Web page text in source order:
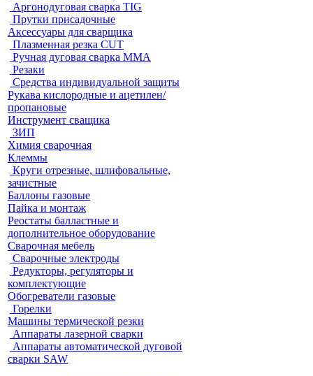
Аргонодуговая сварка TIG
Прутки присадочные
Аксессуары для сварщика
Плазменная резка CUT
Ручная дуговая сварка MMA
Резаки
Средства индивидуальной защиты
Рукава кислородные и ацетилен/
пропановые
Инструмент сващика
ЗИП
Химия сварочная
Клеммы
Круги отрезные, шлифовальные,
зачистные
Баллоны газовые
Пайка и монтаж
Реостаты балластные и
дополнительное оборудование
Сварочная мебель
Cварочные электроды
Редукторы, регуляторы и
комплектующие
Обогреватели газовые
Горелки
Машины термической резки
Аппараты лазерной сварки
Аппараты автоматической дуговой
сварки SAW